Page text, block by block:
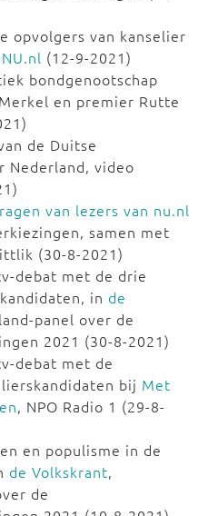
opvolgers van kanselier
NU.nl (12-9-2021)
bondgenootschap
en premier Rutte
de Duitse
Nederland, video
van lezers van nu.nl
samen met
(30-8-2021)
debat met de drie
in de
panel over de
2021 (30-8-2021)
debat met de
bij Met
, NPO Radio 1 (29-8-
en populisme in de
de Volkskrant,
de